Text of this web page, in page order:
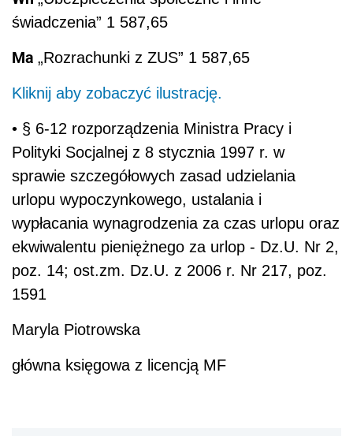
wypłacania wynagrodzenia za czas urlopu oraz
ekwiwalentu pieniężnego za urlop - Dz.U. Nr 2,
poz. 14; ost.zm. Dz.U. z 2006 r. Nr 217, poz.
główna księgowa z licencją MF
AUTOPROMOCJA
Źródło:
Napisz do nas